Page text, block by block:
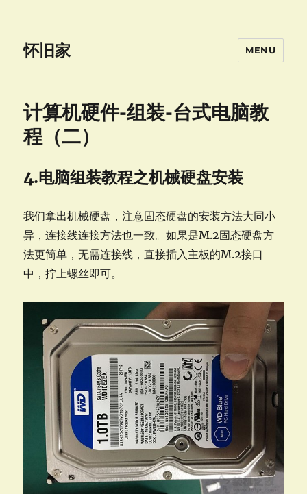
怀旧家 MENU
计算机硬件-组装-台式电脑教
程（二）
4.电脑组装教程之机械硬盘安装
我们拿出机械硬盘，注意固态硬盘的安装方法大同小
异，连接线连接方法也一致。如果是M.2固态硬盘方
法更简单，无需连接线，直接插入主板的M.2接口
中，拧上螺丝即可。